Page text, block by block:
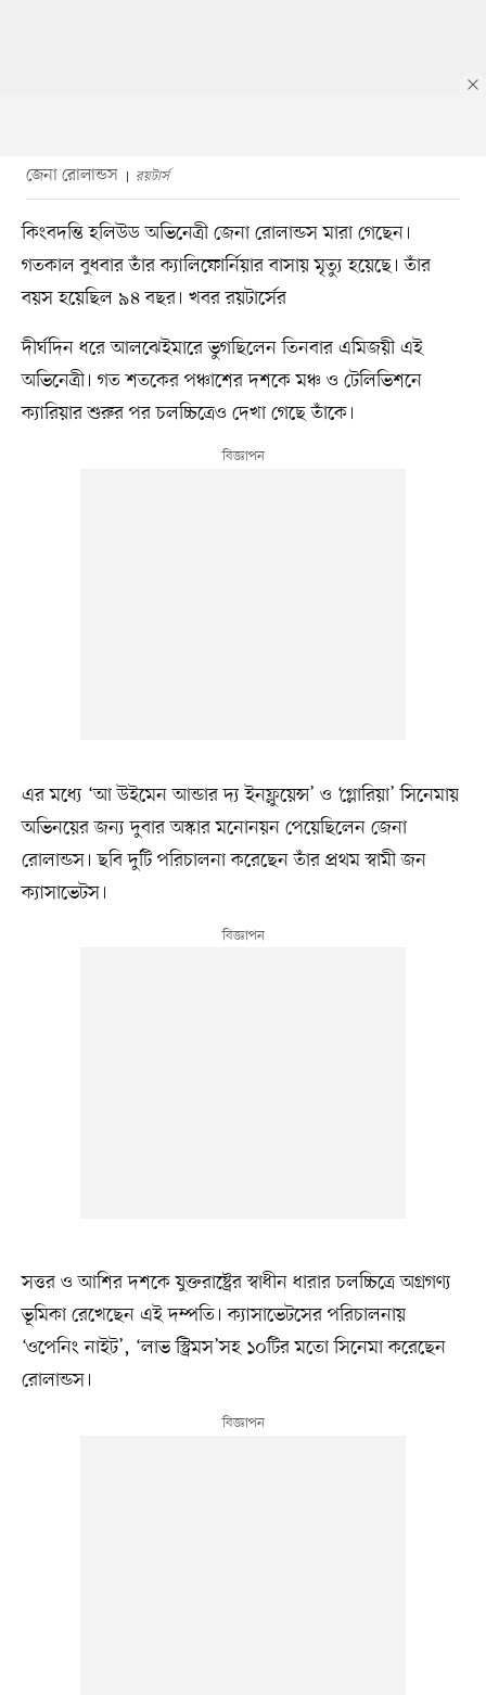
জেনা রোলান্ডস রয়টার্স
কিংবদন্তি হলিউড অভিনেত্রী জেনা রোলান্ডস মারা গেছেন।
গতকাল বুধবার তাঁর ক্যালিফোর্নিয়ার বাসায় মৃত্যু হয়েছে। তাঁর
বয়স হয়েছিল ৯৪ বছর। খবর রয়টার্সের
দীর্ঘদিন ধরে আলঝেইমারে ভুগছিলেন তিনবার এমিজয়ী এই
অভিনেত্রী। গত শতকের পঞ্চাশের দশকে মঞ্চ ও টেলিভিশনে
ক্যারিয়ার শুরুর পর চলচ্চিত্রেও দেখা গেছে তাঁকে।
এর মধ্যে ‘আ উইমেন আন্ডার দ্য ইনফ্লুয়েন্স’ ও ‘গ্লোরিয়া’ সিনেমায়
অভিনয়ের জন্য দুবার অস্কার মনোনয়ন পেয়েছিলেন জেনা
রোলান্ডস। ছবি দুটি পরিচালনা করেছেন তাঁর প্রথম স্বামী জন
ক্যাসাভেটস।
সত্তর ও আশির দশকে যুক্তরাষ্ট্রের স্বাধীন ধারার চলচ্চিত্রে অগ্রগণ্য
ভূমিকা রেখেছেন এই দম্পতি। ক্যাসাভেটসের পরিচালনায়
‘ওপেনিং নাইট’, ‘লাভ স্ট্রিমস’সহ ১০টির মতো সিনেমা করেছেন
রোলান্ডস।